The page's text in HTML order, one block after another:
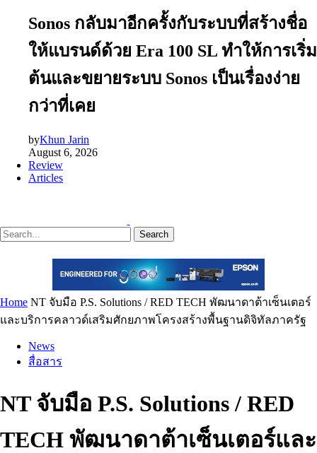
Sonos กลับมาอีกครั้งกับระบบที่สร้างชื่อ
ให้แบรนด์ด้วย Era 100 SL ทำให้การเริ่ม
ต้นและขยายระบบ Sonos เป็นเรื่องง่าย
กว่าที่เคย
byKhun Jarin
August 6, 2026
Review
Articles
Search
Home NT จับมือ P.S. Solutions / RED TECH พัฒนาดาต้าเซ็นเตอร์
และบริการคลาวด์เสริมศักยภาพโครงสร้างพื้นฐานดิจิทัลภาครัฐ
News
สื่อสาร
NT จับมือ P.S. Solutions / RED
TECH พัฒนาดาต้าเซ็นเตอร์และ